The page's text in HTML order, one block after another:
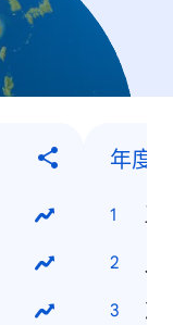
年度
三
次